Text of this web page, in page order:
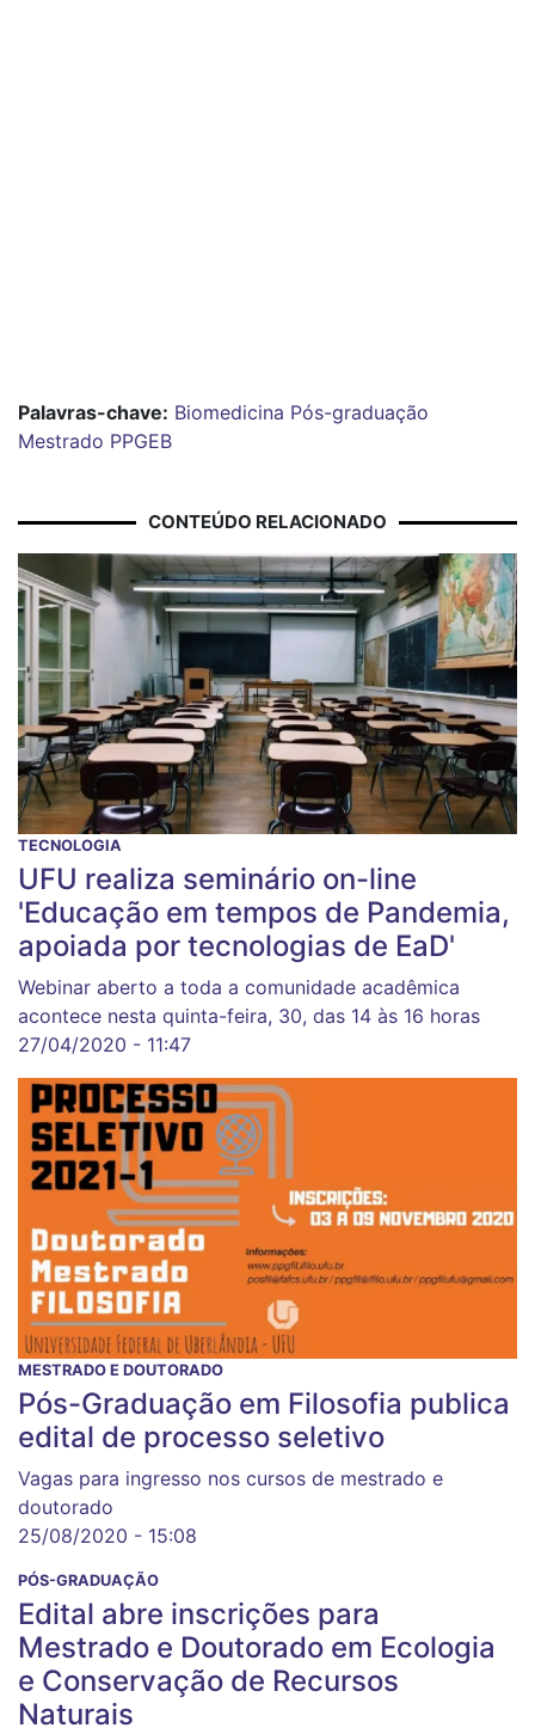
Palavras-chave: Biomedicina Pós-graduação
Mestrado PPGEB
CONTEÚDO RELACIONADO
TECNOLOGIA
UFU realiza seminário on-line
'Educação em tempos de Pandemia,
apoiada por tecnologias de EaD'
Webinar aberto a toda a comunidade acadêmica
acontece nesta quinta-feira, 30, das 14 às 16 horas
27/04/2020 - 11:47
MESTRADO E DOUTORADO
Pós-Graduação em Filosofia publica
edital de processo seletivo
Vagas para ingresso nos cursos de mestrado e
doutorado
25/08/2020 - 15:08
PÓS-GRADUAÇÃO
Edital abre inscrições para
Mestrado e Doutorado em Ecologia
e Conservação de Recursos
Naturais